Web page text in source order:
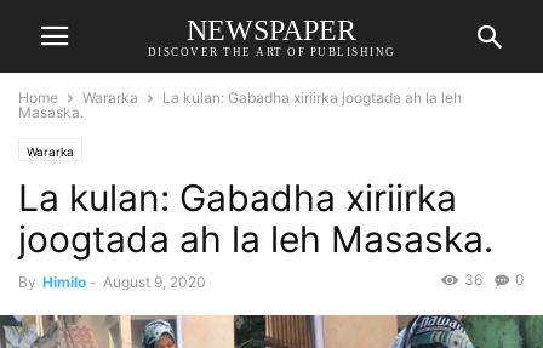
NEWSPAPER
DISCOVER THE ART OF PUBLISHING
Home Wararka
La kulan: Gabadha xiriirka joogtada ah la leh
Masaska.
Wararka
La kulan: Gabadha xiriirka
joogtada ah la leh Masaska.
By Himilo - August 9, 2020 0
36